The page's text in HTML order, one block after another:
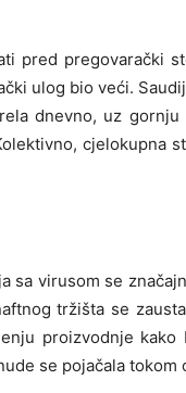
pred pregovarački
ulog bio veći.
dnevno, uz
cjelokupna
sa virusom se
tržišta se
proizvodnje
se pojačala